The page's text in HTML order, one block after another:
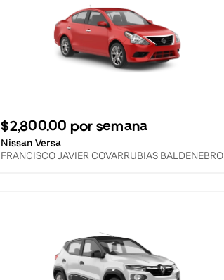
$2,800.00 por semana
Nissan Versa
FRANCISCO JAVIER COVARRUBIAS BALDENEBRO